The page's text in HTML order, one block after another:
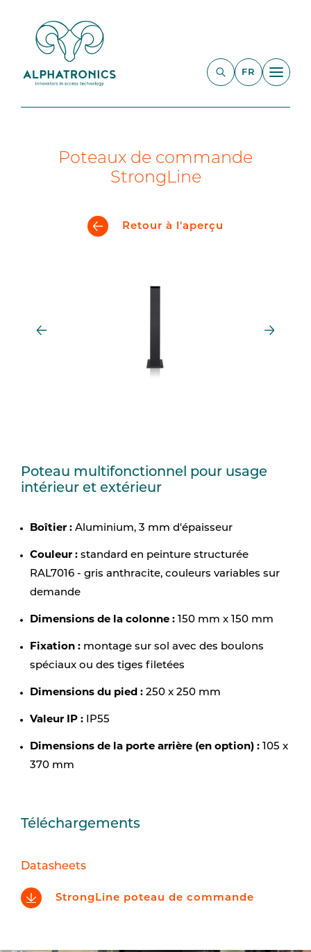
FR
Poteaux de commande
StrongLine
Retour à l'aperçu
Poteau multifonctionnel pour usage
intérieur et extérieur
Boîtier : Aluminium, 3 mm d'épaisseur
Couleur : standard en peinture structurée
RAL7016 - gris anthracite, couleurs variables sur
demande
Dimensions de la colonne : 150 mm x 150 mm
Fixation : montage sur sol avec des boulons
spéciaux ou des tiges filetées
Dimensions du pied : 250 x 250 mm
Valeur IP : IP55
Dimensions de la porte arrière (en option) : 105 x
370 mm
Téléchargements
Datasheets
StrongLine poteau de commande